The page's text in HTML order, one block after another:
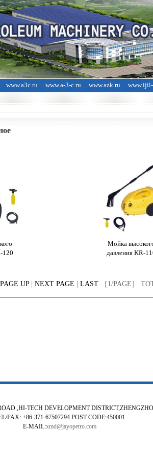
www.a3c.ru www.a-3-c.ru www.azk.ru
120
Мойка
давления KR-
PAGE UP| NEXT PAGE LAST ［1/PAGE］
,HI-TECH DEVELOPMENT
FAX: +86-371-67507294 POST CODE:450001
E-MAIL:xmd@jayopetro.com